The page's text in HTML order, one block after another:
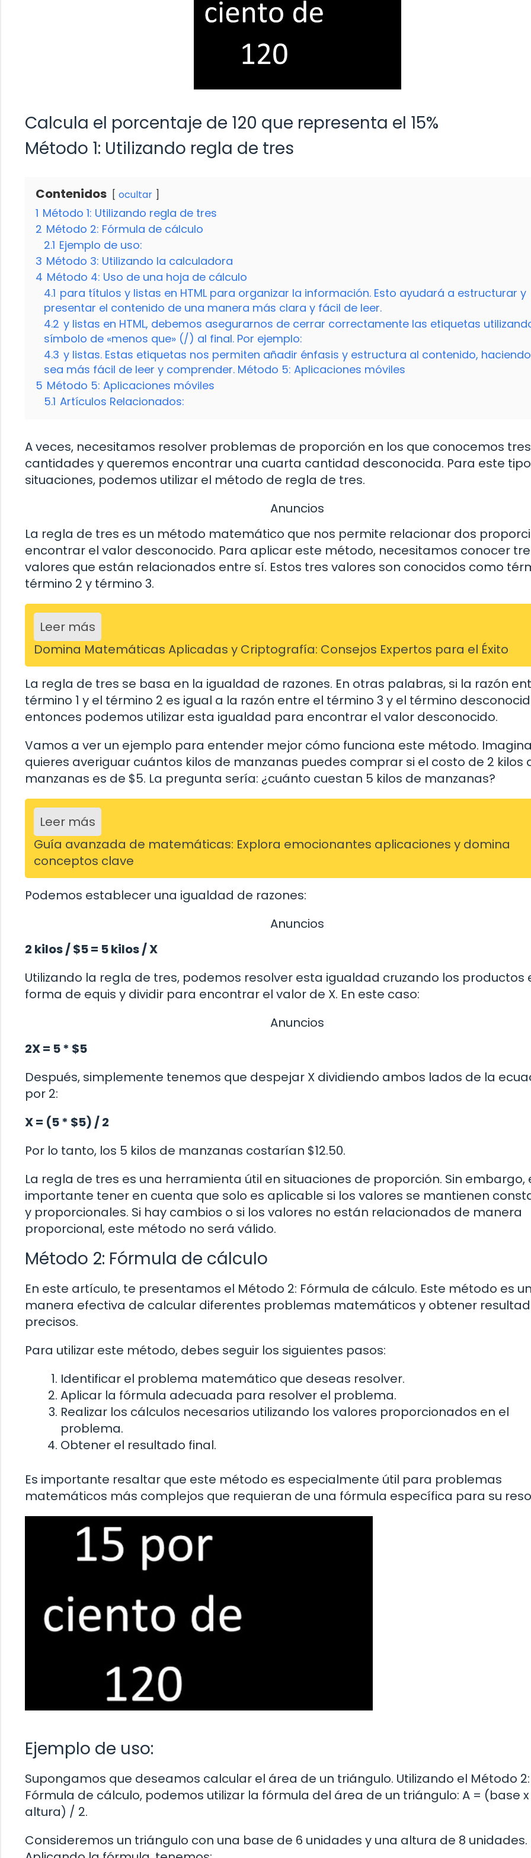
Calcula el porcentaje de 120 que representa el 15%
Método 1: Utilizando regla de tres
Contenidos ocultar
1 Método 1: Utilizando regla de tres
2 Método 2: Fórmula de cálculo
2.1 Ejemplo de uso:
3 Método 3: Utilizando la calculadora
4 Método 4: Uso de una hoja de cálculo
4.1 para títulos y listas en HTML para organizar la información. Esto ayudará a estructurar y
presentar el contenido de una manera más clara y fácil de leer.
4.2 y listas en HTML, debemos asegurarnos de cerrar correctamente las etiquetas
símbolo de «menos que» (/) al final. Por ejemplo:
4.3 y listas. Estas etiquetas nos permiten añadir énfasis y estructura al contenido,
sea más fácil de leer y comprender. Método 5: Aplicaciones móviles
5 Método 5: Aplicaciones móviles
5.1 Artículos Relacionados:
A veces, necesitamos resolver problemas de proporción en los que conocemos tres
cantidades y queremos encontrar una cuarta cantidad desconocida. Para este
situaciones, podemos utilizar el método de regla de tres.
Anuncios
La regla de tres es un método matemático que nos permite relacionar dos
encontrar el valor desconocido. Para aplicar este método, necesitamos conocer
valores que están relacionados entre sí. Estos tres valores son conocidos como
término 2 y término 3.
Leer más
Domina Matemáticas Aplicadas y Criptografía: Consejos Expertos para el Éxito
La regla de tres se basa en la igualdad de razones. En otras palabras, si la razón
término 1 y el término 2 es igual a la razón entre el término 3 y el término
entonces podemos utilizar esta igualdad para encontrar el valor desconocido.
Vamos a ver un ejemplo para entender mejor cómo funciona este método.
quieres averiguar cuántos kilos de manzanas puedes comprar si el costo de 2 kilos
manzanas es de $5. La pregunta sería: ¿cuánto cuestan 5 kilos de manzanas?
Leer más
Guía avanzada de matemáticas: Explora emocionantes aplicaciones y domina
conceptos clave
Podemos establecer una igualdad de razones:
Anuncios
2 kilos / $5 = 5 kilos / X
Utilizando la regla de tres, podemos resolver esta igualdad cruzando los productos
forma de equis y dividir para encontrar el valor de X. En este caso:
Anuncios
2X = 5 * $5
Después, simplemente tenemos que despejar X dividiendo ambos lados de la
por 2:
X = (5 * $5) / 2
Por lo tanto, los 5 kilos de manzanas costarían $12.50.
La regla de tres es una herramienta útil en situaciones de proporción. Sin embargo,
importante tener en cuenta que solo es aplicable si los valores se mantienen
y proporcionales. Si hay cambios o si los valores no están relacionados de manera
proporcional, este método no será válido.
Método 2: Fórmula de cálculo
En este artículo, te presentamos el Método 2: Fórmula de cálculo. Este método es
manera efectiva de calcular diferentes problemas matemáticos y obtener
precisos.
Para utilizar este método, debes seguir los siguientes pasos:
Identificar el problema matemático que deseas resolver.
Aplicar la fórmula adecuada para resolver el problema.
Realizar los cálculos necesarios utilizando los valores proporcionados en el
problema.
Obtener el resultado final.
Es importante resaltar que este método es especialmente útil para problemas
matemáticos más complejos que requieran de una fórmula específica para su
Ejemplo de uso:
Supongamos que deseamos calcular el área de un triángulo. Utilizando el Método 2:
Fórmula de cálculo, podemos utilizar la fórmula del área de un triángulo: A = (base x
altura) / 2.
Consideremos un triángulo con una base de 6 unidades y una altura de 8 unidades.